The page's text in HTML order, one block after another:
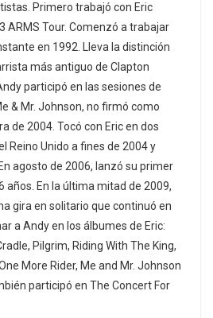
Primero trabajó con Eric
ARMS Tour. Comenzó a trabajar
en 1992. Lleva la distinción
más antiguo de Clapton
participó en las sesiones de
& Mr. Johnson, no firmó como
de 2004. Tocó con Eric en dos
Reino Unido a fines de 2004 y
agosto de 2006, lanzó su primer
años. En la última mitad de 2009,
gira en solitario que continuó en
a Andy en los álbumes de Eric:
Pilgrim, Riding With The King,
More Rider, Me and Mr. Johnson
participó en The Concert For